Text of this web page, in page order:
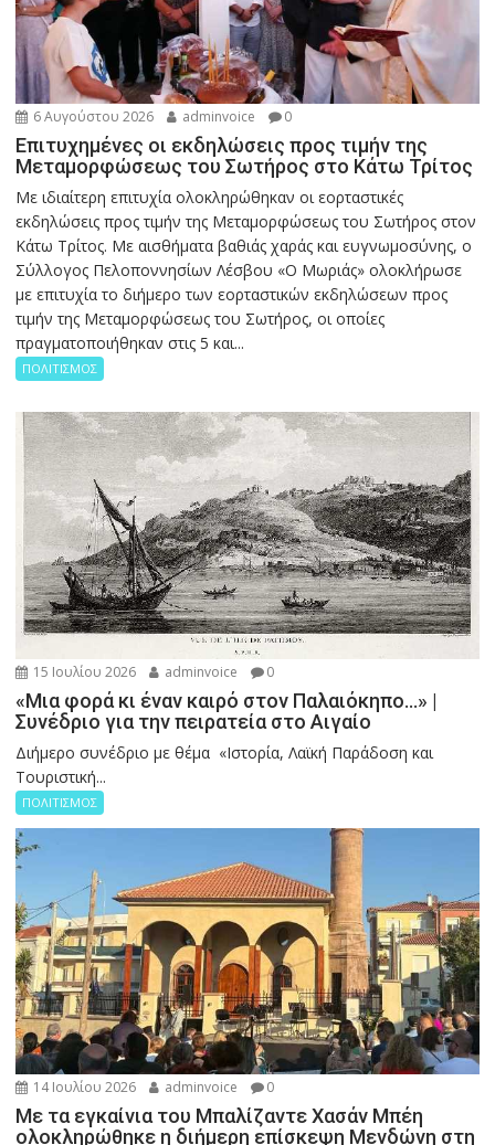
6 Αυγούστου 2026 adminvoice 0
Επιτυχημένες οι εκδηλώσεις προς τιμήν της
Μεταμορφώσεως του Σωτήρος στο Κάτω Τρίτος
Με ιδιαίτερη επιτυχία ολοκληρώθηκαν οι εορταστικές
εκδηλώσεις προς τιμήν της Μεταμορφώσεως του Σωτήρος στον
Κάτω Τρίτος. Με αισθήματα βαθιάς χαράς και ευγνωμοσύνης, ο
Σύλλογος Πελοποννησίων Λέσβου «Ο Μωριάς» ολοκλήρωσε
με επιτυχία το διήμερο των εορταστικών εκδηλώσεων προς
τιμήν της Μεταμορφώσεως του Σωτήρος, οι οποίες
πραγματοποιήθηκαν στις 5 και...
ΠΟΛΙΤΙΣΜΟΣ
15 Ιουλίου 2026 adminvoice 0
«Μια φορά κι έναν καιρό στον Παλαιόκηπο…» |
Συνέδριο για την πειρατεία στο Αιγαίο
Διήμερο συνέδριο με θέμα «Ιστορία, Λαϊκή Παράδοση και
Τουριστική...
ΠΟΛΙΤΙΣΜΟΣ
14 Ιουλίου 2026 adminvoice 0
Με τα εγκαίνια του Μπαλίζαντε Χασάν Μπέη
ολοκληρώθηκε η διήμερη επίσκεψη Μενδώνη στη